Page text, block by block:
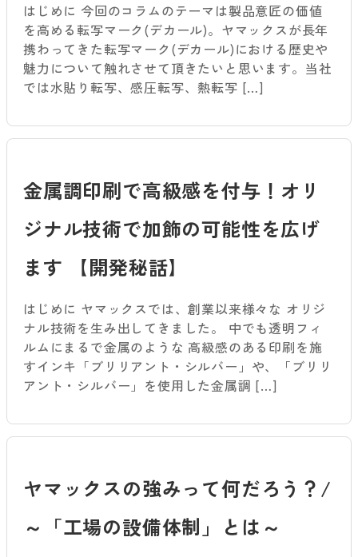
はじめに 今回のコラムのテーマは製品意匠の価値
を高める転写マーク(デカール)。ヤマックスが長年
携わってきた転写マーク(デカール)における歴史や
魅力について触れさせて頂きたいと思います。当社
では水貼り転写、感圧転写、熱転写 […]
金属調印刷で高級感を付与！オリ
ジナル技術で加飾の可能性を広げ
ます 【開発秘話】
はじめに ヤマックスでは、創業以来様々な オリジ
ナル技術を生み出してきました。 中でも透明フィ
ルムにまるで金属のような 高級感のある印刷を施
すインキ「ブリリアント・シルバー」や、「ブリリ
アント・シルバー」を使用した金属調 […]
ヤマックスの強みって何だろう？/
～「工場の設備体制」とは～